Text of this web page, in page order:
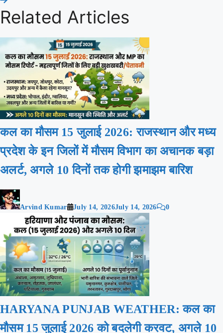
Related Articles
कल का मौसम 15 जुलाई 2026: राजस्थान और मध्य
प्रदेश के इन जिलों में मौसम विभाग का अचानक बड़ा
अलर्ट, अगले 10 दिनों तक होगी झमाझम बारिश
Arvind Kumar July 14, 2026July 14, 2026 0
HARYANA PUNJAB WEATHER: कल का
मौसम 15 जुलाई 2026 को बदलेगी करवट, अगले 10